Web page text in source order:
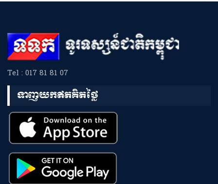
Tel : 017 81 81 07
ទាញយកឥតគិតថ្លៃ